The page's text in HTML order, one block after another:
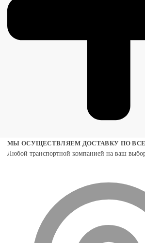
МЫ ОСУЩЕСТВЛЯЕМ ДОСТАВКУ ПО
Любой транспортной компанией на ваш